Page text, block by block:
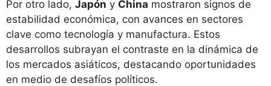
Por otro lado, Japón y China mostraron signos de
estabilidad económica, con avances en sectores
clave como tecnología y manufactura. Estos
desarrollos subrayan el contraste en la dinámica de
los mercados asiáticos, destacando oportunidades
en medio de desafíos políticos.